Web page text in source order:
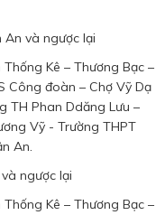
và ngược lại
Kê – Thương Bạc –
Công đoàn – Chợ Vỹ Dạ
TH Phan Ddăng Lưu –
Vỹ - Trường THPT
An.
ngược lại
Kê – Thương Bạc –